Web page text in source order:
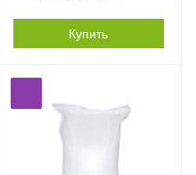
Купить